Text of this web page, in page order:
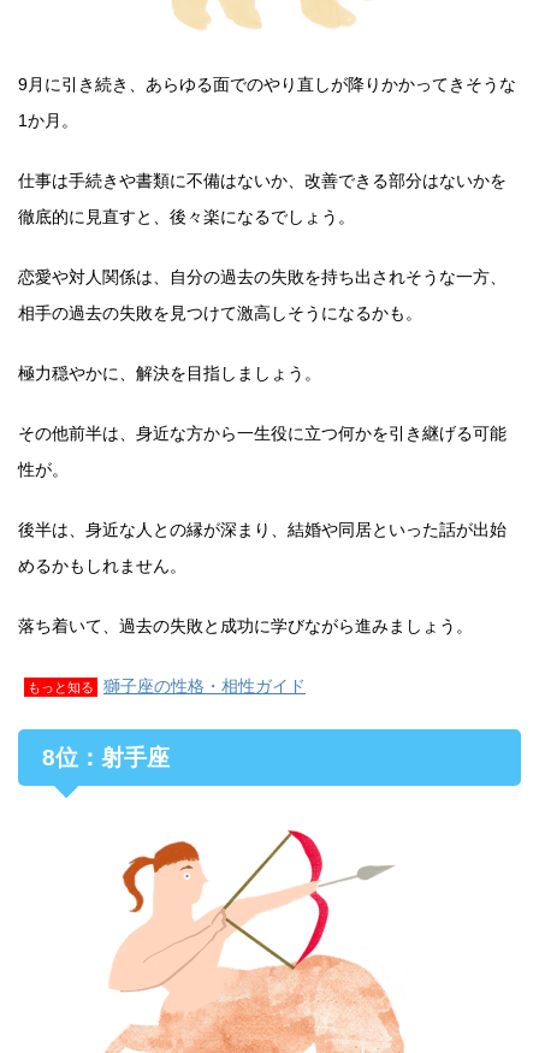
9月に引き続き、あらゆる面でのやり直しが降りかかってきそうな
1か月。
仕事は手続きや書類に不備はないか、改善できる部分はないかを
徹底的に見直すと、後々楽になるでしょう。
恋愛や対人関係は、自分の過去の失敗を持ち出されそうな一方、
相手の過去の失敗を見つけて激高しそうになるかも。
極力穏やかに、解決を目指しましょう。
その他前半は、身近な方から一生役に立つ何かを引き継げる可能
性が。
後半は、身近な人との縁が深まり、結婚や同居といった話が出始
めるかもしれません。
落ち着いて、過去の失敗と成功に学びながら進みましょう。
もっと知る 獅子座の性格・相性ガイド
8位：射手座